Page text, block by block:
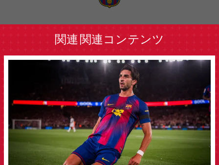
関連 関連コンテンツ
FCB Barcelona badge